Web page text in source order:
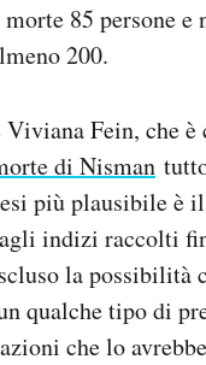
85 persone e
200.
Fein, che è
di Nisman
più plausibile è
indizi raccolti
la possibilità
qualche tipo di
che lo